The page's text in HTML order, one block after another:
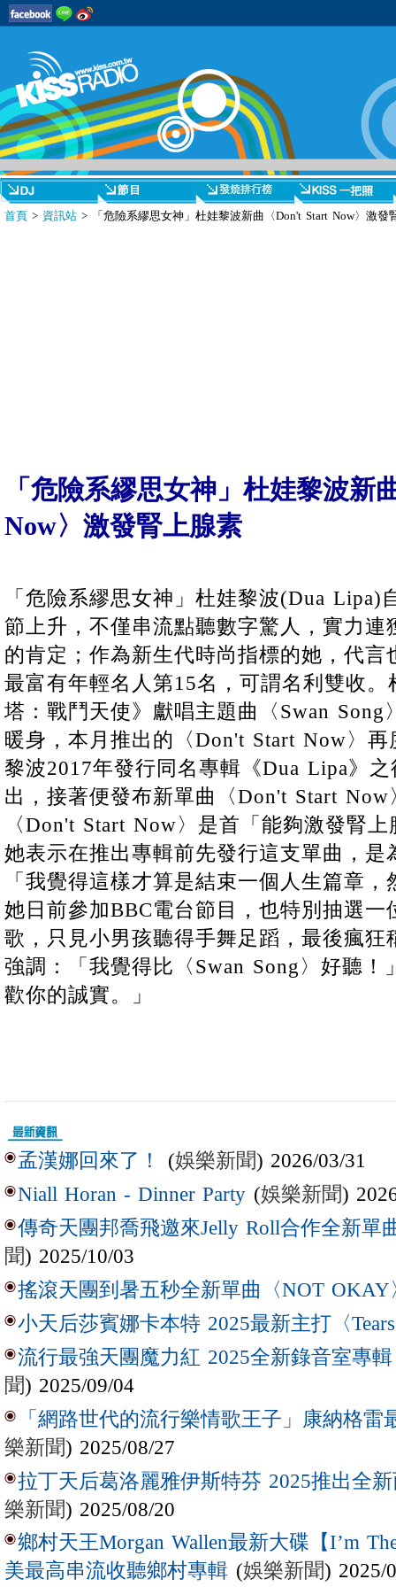
首頁 > 資訊站 > 「危險系繆思女神」杜娃黎波新曲〈Don't Start Now〉激發
「危險系繆思女神」杜娃黎波新
Now〉激發腎上腺素
「危險系繆思女神」杜娃黎波(Dua Lipa)
節上升，不僅串流點聽數字驚人，實力連
的肯定；作為新生代時尚指標的她，代
最富有年輕名人第15名，可謂名利雙收
塔：戰鬥天使》獻唱主題曲〈Swan Song
暖身，本月推出的〈Don't Start Now〉
黎波2017年發行同名專輯《Dua Lipa》
出，接著便發布新單曲〈Don't Start
〈Don't Start Now〉是首「能夠激發腎
她表示在推出專輯前先發行這支單曲，是
「我覺得這樣才算是結束一個人生篇章
她日前參加BBC電台節目，也特別抽選
歌，只見小男孩聽得手舞足蹈，最後瘋狂
強調：「我覺得比〈Swan Song〉好聽！
歡你的誠實。」
孟漢娜回來了！ (娛樂新聞) 2026/03/31
Niall Horan - Dinner Party (娛樂新聞)
傳奇天團邦喬飛邀來Jelly Roll合作全新單
聞) 2025/10/03
搖滾天團到暑五秒全新單曲〈NOT OKAY
小天后莎賓娜卡本特 2025最新主打〈
流行最強天團魔力紅 2025全新錄音室專
聞) 2025/09/04
「網路世代的流行樂情歌王子」康納格雷
樂新聞) 2025/08/27
拉丁天后葛洛麗雅伊斯特芬 2025推出全新
樂新聞) 2025/08/20
鄉村天王Morgan Wallen最新大碟【I’m
美最高串流收聽鄉村專輯 (娛樂新聞) 2025/